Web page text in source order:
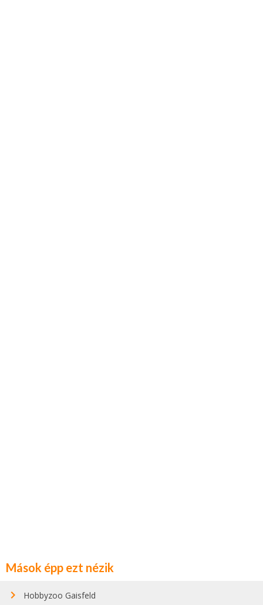
Mások épp ezt nézik
Hobbyzoo Gaisfeld